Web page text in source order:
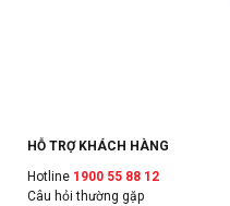
HỖ TRỢ KHÁCH HÀNG
Hotline 1900 55 88 12
Câu hỏi thường gặp